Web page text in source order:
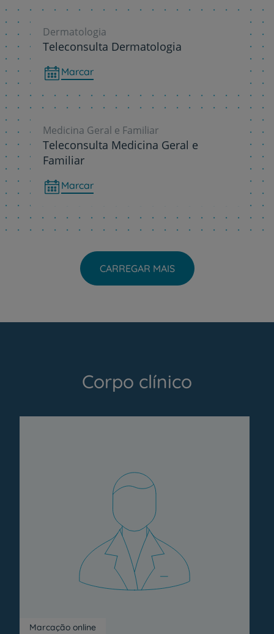
Dermatologia
Teleconsulta Dermatologia
Marcar
Medicina Geral e Familiar
Teleconsulta Medicina Geral e
Familiar
Marcar
CARREGAR MAIS
Corpo clínico
Marcação online